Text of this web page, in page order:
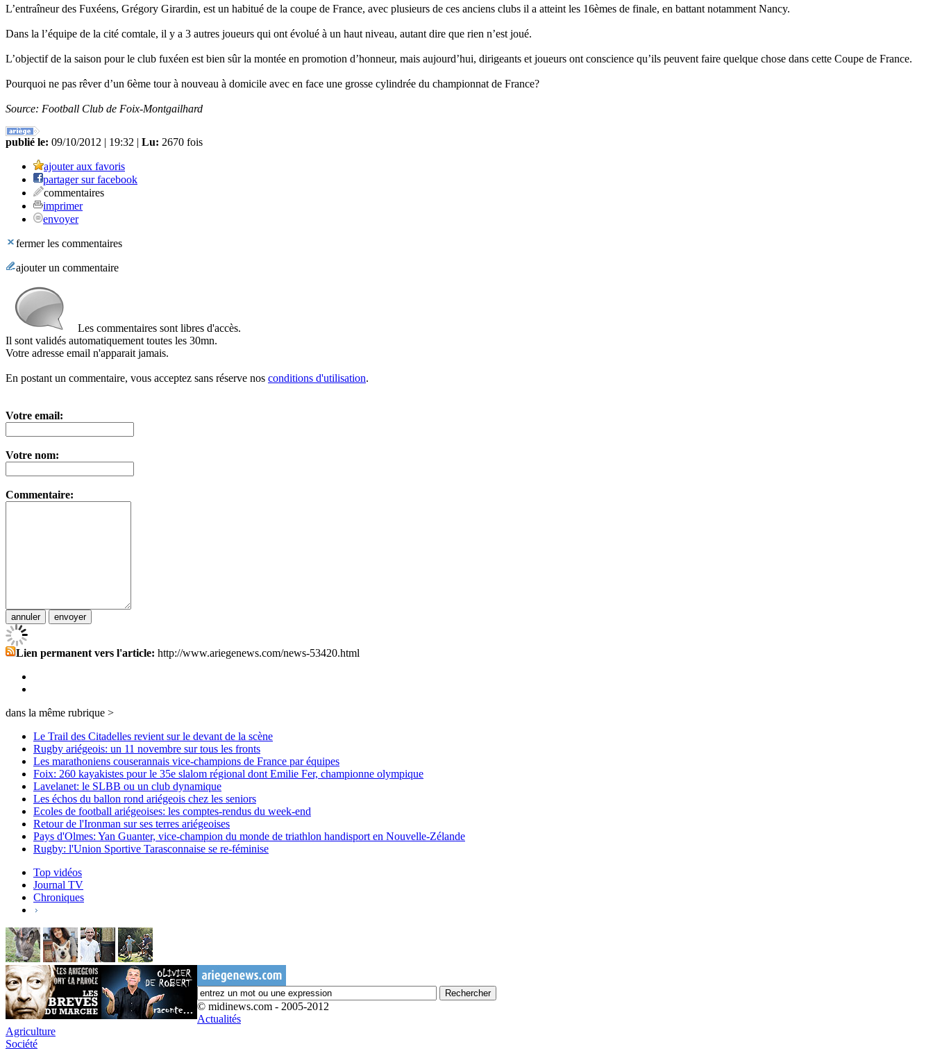
L’entraîneur des Fuxéens, Grégory Girardin, est un habitué de la coupe de France, avec plusieurs de ces anciens clubs il a atteint les 16èmes de finale, en battant notamment Nancy.
Dans la l’équipe de la cité comtale, il y a 3 autres joueurs qui ont évolué à un haut niveau, autant dire que rien n’est joué.
L’objectif de la saison pour le club fuxéen est bien sûr la montée en promotion d’honneur, mais aujourd’hui, dirigeants et joueurs ont conscience qu’ils peuvent faire quelque chose dans cette Coupe de France.
Pourquoi ne pas rêver d’un 6ème tour à nouveau à domicile avec en face une grosse cylindrée du championnat de France?
Source: Football Club de Foix-Montgailhard
publié le: 09/10/2012 | 19:32 | Lu: 2670 fois
ajouter aux favoris
partager sur facebook
commentaires
imprimer
envoyer
fermer les commentaires
ajouter un commentaire
Les commentaires sont libres d'accès.
Il sont validés automatiquement toutes les 30mn.
Votre adresse email n'apparait jamais.
En postant un commentaire, vous acceptez sans réserve nos conditions d'utilisation.
Votre email:
Votre nom:
Commentaire:
Lien permanent vers l'article: http://www.ariegenews.com/news-53420.html
dans la même rubrique >
Le Trail des Citadelles revient sur le devant de la scène
Rugby ariégeois: un 11 novembre sur tous les fronts
Les marathoniens couserannais vice-champions de France par équipes
Foix: 260 kayakistes pour le 35e slalom régional dont Emilie Fer, championne olympique
Lavelanet: le SLBB ou un club dynamique
Les échos du ballon rond ariégeois chez les seniors
Ecoles de football ariégeoises: les comptes-rendus du week-end
Retour de l'Ironman sur ses terres ariégeoises
Pays d'Olmes: Yan Guanter, vice-champion du monde de triathlon handisport en Nouvelle-Zélande
Rugby: l'Union Sportive Tarasconnaise se re-féminise
Top vidéos
Journal TV
Chroniques
© midinews.com - 2005-2012
Actualités
Agriculture
Société